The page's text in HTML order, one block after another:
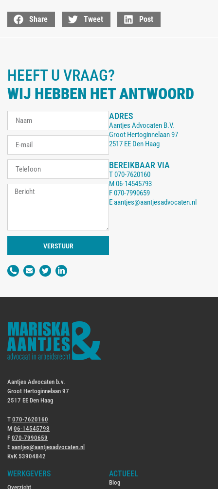
Share Tweet Post
HEEFT U VRAAG?
WIJ HEBBEN HET ANTWOORD
VERSTUUR
ADRES
Aantjes Advocaten B.V.
Groot Hertoginnelaan 97
2517 EE Den Haag
BEREIKBAAR VIA
T070-7620160
M06-14545793
F070-7990659
Eaantjes@aantjesadvocaten.nl
Aantjes Advocaten b.v.
Groot Hertoginnelaan 97
2517 EE Den Haag
T 070-7620160
M 06-14545793
F 070-7990659
E aantjes@aantjesadvocaten.nl
KvK 53904842
WERKGEVERS
Overzicht
ACTUEEL
Blog